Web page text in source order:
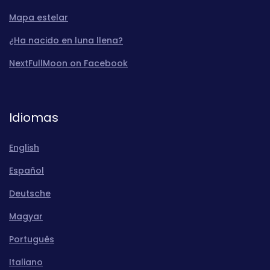
Mapa estelar
¿Ha nacido en luna llena?
NextFullMoon on Facebook
Idiomas
English
Español
Deutsche
Magyar
Português
Italiano